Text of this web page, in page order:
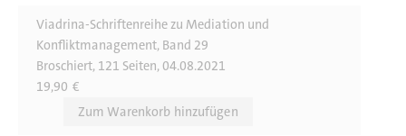
Viadrina-Schriftenreihe zu Mediation und
Konfliktmanagement, Band 29
Broschiert, 121 Seiten, 04.08.2021
19,90 €